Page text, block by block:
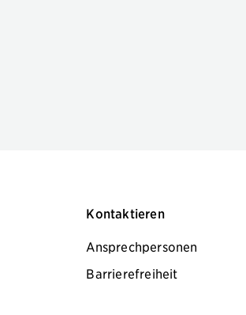
Kontaktieren
Ansprechpersonen
Barrierefreiheit